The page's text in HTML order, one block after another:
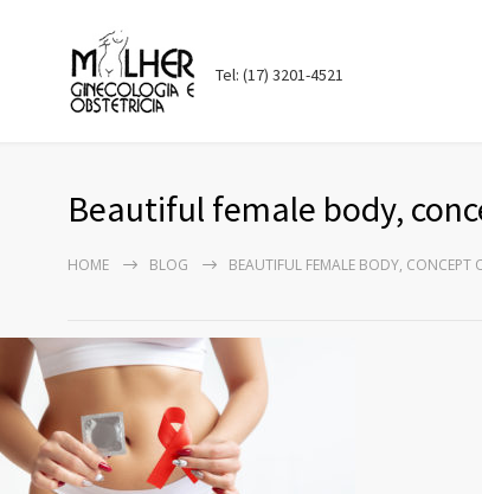
Tel: (17) 3201-4521
Beautiful female body,
HOME BLOG BEAUTIFUL FEMALE BODY, CONCEPT